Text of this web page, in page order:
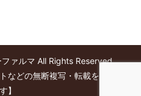
ァルマ All Rights Reserved.
などの無断複写・転載を禁じま
す】